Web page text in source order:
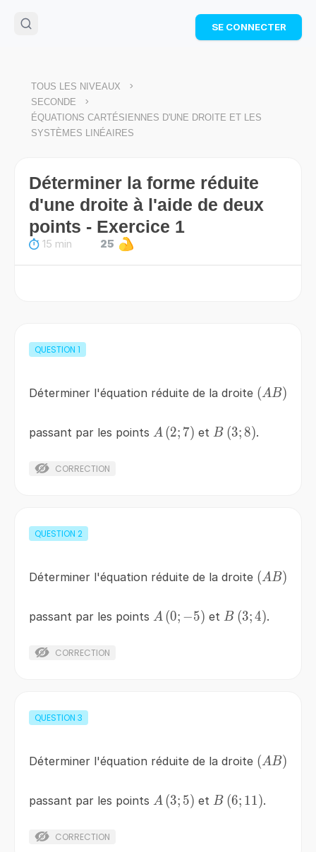
🌴Cahier de vacances offert
: révise les maths cet
Télécharge ton PDF gratuit et progresse avec des
SE CONNECTER
TOUS LES NIVEAUX >
SECONDE >
ÉQUATIONS CARTÉSIENNES D'UNE DROITE ET LES
SYSTÈMES LINÉAIRES
Déterminer la forme réduite
d'une droite à l'aide de deux
points - Exercice 1
15 min 25
QUESTION 1
Déterminer l'équation réduite de la droite (AB)
passant par les points A\left(2;7\right)
A (2; 7) et B\left(3;8\right)
B (3;8).
CORRECTION
QUESTION 2
Déterminer l'équation réduite de la droite (AB)
passant par les points A\left(0;-5\right)
A (0; −5) et B (3;4).
CORRECTION
QUESTION 3
Déterminer l'équation réduite de la droite (AB)
passant par les points A\left(3;5\right)
A (3; 5) et B (6; 11).
CORRECTION